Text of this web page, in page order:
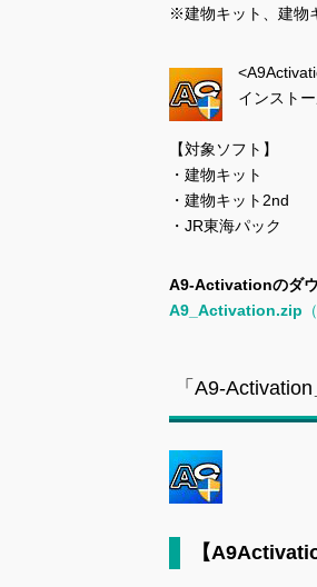
※建物キット、建物
インスト
【対象ソフト】
・建物キット
・建物キット2nd
・JR東海パック
A9-Activationのダ
A9_Activation.zip
「A9-
【